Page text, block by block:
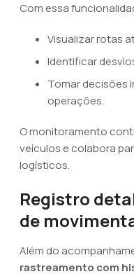
Com essa
Visualizar rotas
Identificar
Tomar decisões
operações.
O monitoramento
veículos e colabora
logísticos.
Registro
de
Além do
rastreamento com